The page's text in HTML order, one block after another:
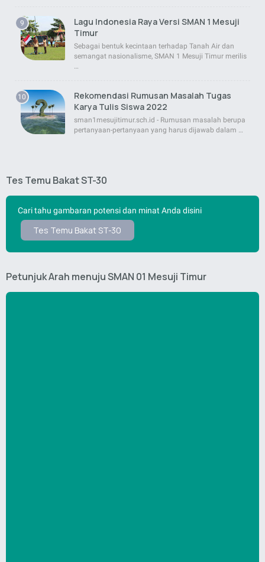
Lagu Indonesia Raya Versi SMAN 1 Mesuji
Timur
Sebagai bentuk kecintaan terhadap Tanah Air dan
semangat nasionalisme, SMAN 1 Mesuji Timur merilis
…
Rekomendasi Rumusan Masalah Tugas
Karya Tulis Siswa 2022
sman1mesujitimur.sch.id - Rumusan masalah berupa
pertanyaan-pertanyaan yang harus dijawab dalam …
Tes Temu Bakat ST-30
Cari tahu gambaran potensi dan minat Anda disini
Tes Temu Bakat ST-30
Petunjuk Arah menuju SMAN 01 Mesuji Timur